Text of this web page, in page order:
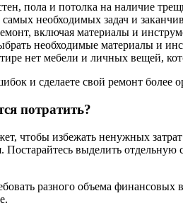
пола и потолка на наличие
необходимых задач и
включая материалы и
необходимые материалы и
нет мебели и личных вещей,
и сделаете свой ремонт
потратить?
чтобы избежать ненужных
выделить
разного объема финансовых